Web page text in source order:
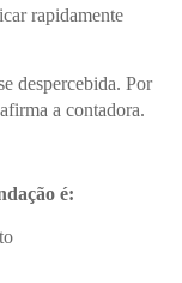
rapidamente
despercebida. Por
a contadora.
é: